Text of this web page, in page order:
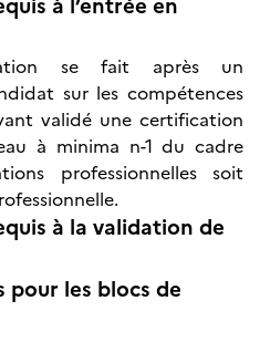
se fait après un
sur les compétences
validé une certification
à minima n-1 du cadre
professionnelles soit
à la validation de
pour les blocs de